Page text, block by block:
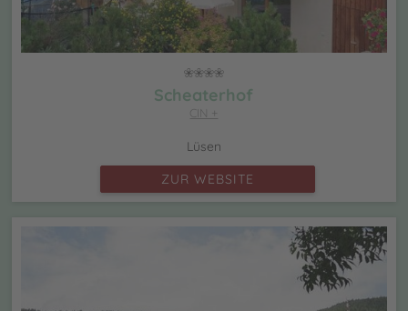
Scheaterhof
CIN +
Lüsen
ZUR WEBSITE